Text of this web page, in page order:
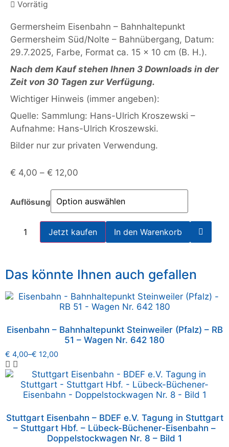
Vorrätig
Germersheim Eisenbahn – Bahnhaltepunkt
Germersheim Süd/Nolte – Bahnübergang, Datum:
29.7.2025, Farbe, Format ca. 15 x 10 cm (B. H.).
Nach dem Kauf stehen Ihnen 3 Downloads in der
Zeit von 30 Tagen zur Verfügung.
Wichtiger Hinweis (immer angeben):
Quelle: Sammlung: Hans-Ulrich Kroszewski –
Aufnahme: Hans-Ulrich Kroszewski.
Bilder nur zur privaten Verwendung.
€ 4,00 – € 12,00
Auflösung
Jetzt kaufen In den Warenkorb
Das könnte Ihnen auch gefallen
Eisenbahn – Bahnhaltepunkt Steinweiler (Pfalz) – RB
51 – Wagen Nr. 642 180
€ 4,00–€ 12,00
Stuttgart Eisenbahn – BDEF e.V. Tagung in Stuttgart
– Stuttgart Hbf. – Lübeck-Büchener-Eisenbahn –
Doppelstockwagen Nr. 8 – Bild 1